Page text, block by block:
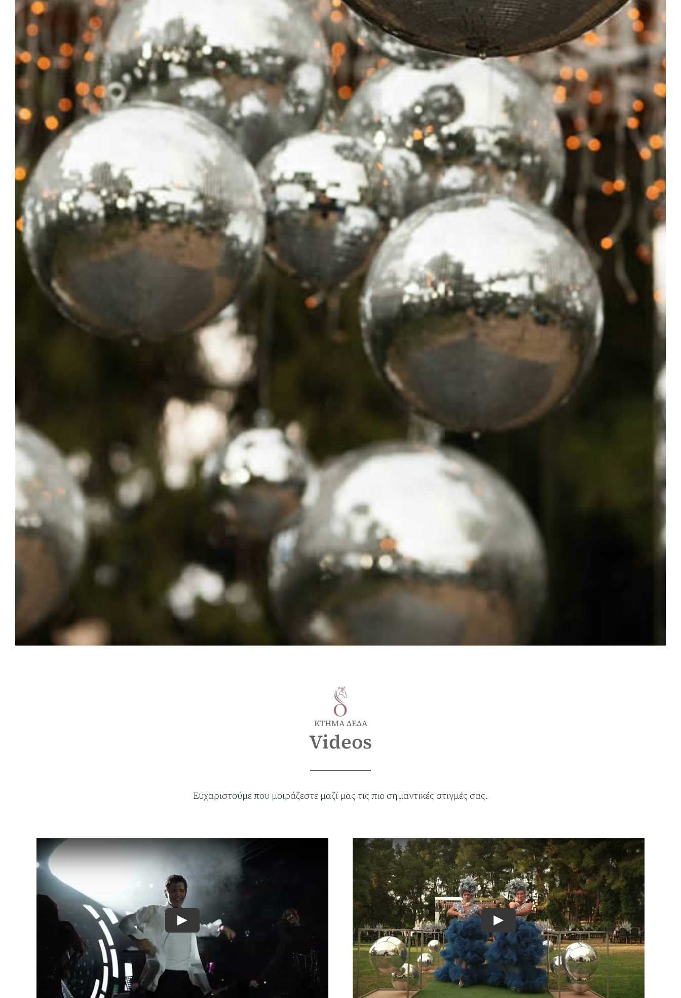
ΚΤΗΜΑ ΔΕΔΑ
Videos
Ευχαριστούμε που μοιράζεστε μαζί μας τις πιο σημαντικές στιγμές σας.